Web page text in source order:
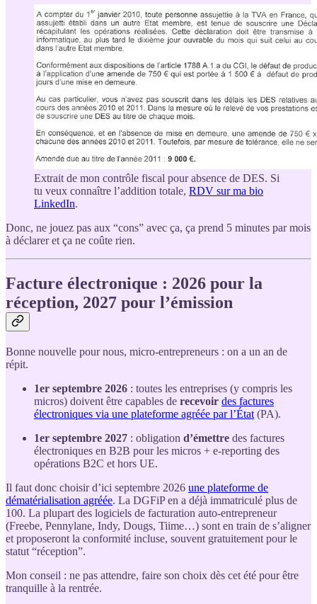
Extrait de mon contrôle fiscal pour absence de DES. Si
tu veux connaître l’addition totale, RDV sur ma bio
LinkedIn.
Donc, ne jouez pas aux “cons” avec ça, ça prend 5 minutes par mois
à déclarer et ça ne coûte rien.
Facture électronique : 2026 pour la
réception, 2027 pour l’émission
Bonne nouvelle pour nous, micro-entrepreneurs : on a un an de
répit.
1er septembre 2026 : toutes les entreprises (y compris les
micros) doivent être capables de recevoir des factures
électroniques via une plateforme agréée par l’État (PA).
1er septembre 2027 : obligation d’émettre des factures
électroniques en B2B pour les micros + e-reporting des
opérations B2C et hors UE.
Il faut donc choisir d’ici septembre 2026 une plateforme de
dématérialisation agréée. La DGFiP en a déjà immatriculé plus de
100. La plupart des logiciels de facturation auto-entrepreneur
(Freebe, Pennylane, Indy, Dougs, Tiime…) sont en train de s’aligner
et proposeront la conformité incluse, souvent gratuitement pour le
statut “réception”.
Mon conseil : ne pas attendre, faire son choix dès cet été pour être
tranquille à la rentrée.